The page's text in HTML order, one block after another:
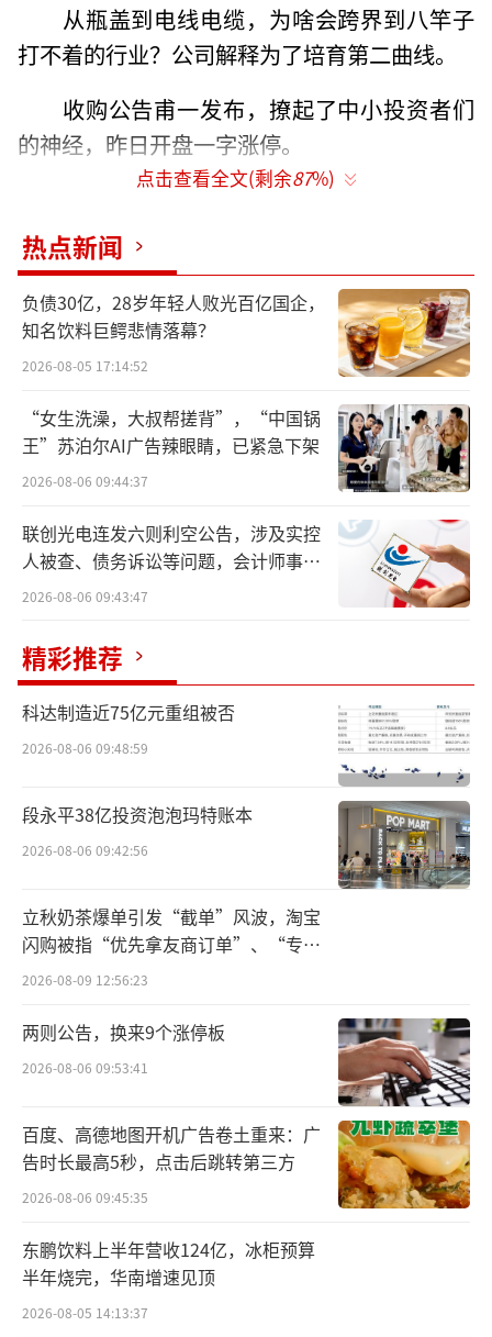
从瓶盖到电线电缆，为啥会跨界到八竿子
打不着的行业？公司解释为了培育第二曲线。
收购公告甫一发布，撩起了中小投资者们
的神经，昨日开盘一字涨停。
事实上，公司着手外延式业务布局筹备多
时。今年以来，在两次投资者关系活动中，均
透露通过扩大业务规模，实现外延式增长。
奇怪的是，此次收购给予时间周期仅有1个
月，在极短时间窗口内要完成复杂的尽调和审
跳出“瓶盖圈”
在跳出“瓶盖圈”这件事上，“瓶盖大
王”金富科技动了真格。
11月24日，金富科技（003018.SZ）公告
科技有限公司不低于51%股权，已与交易对方
签署《收购意向书》。
蓝原科技成立于2022年5月，以电线、电缆
制造等为主业，其高速线缆产品广泛应用于AI
服务器及数据中心领域，为华为、谷歌、英伟
达等知名企业提供产品，且已成功量产行业最
前沿的224G单通道超高速线缆，能够满足未来
数据中心内部高速率、可靠和快捷的链接需
求。
这场跨界收购，金富科技的态度相当谨
慎，已向被收购方提出多项前置条件——金哲及
其蓝原科技6家股东，必须按照要求对资产、负
债、合同、人员和其他事项作出令公司满意的
调整等。
对于上述各方来说，这些前置条件的完成
几乎是与时间赛跑。因为从双方签署收购意向
书至约定的12月20日，仅有1个月时间。
点击查看全文(剩余87%)
热点新闻
负债30亿，28岁年轻人败光百亿国企，
知名饮料巨鳄悲情落幕？
2026-08-05 17:14:52
“女生洗澡，大叔帮搓背”，“中国锅
王”苏泊尔AI广告辣眼睛，已紧急下架
2026-08-06 09:44:37
联创光电连发六则利空公告，涉及实控
人被查、债务诉讼等问题，会计师事务
所曾出具“保留意见”
2026-08-06 09:43:47
精彩推荐
科达制造近75亿元重组被否
2026-08-06 09:48:59
段永平38亿投资泡泡玛特账本
2026-08-06 09:42:56
立秋奶茶爆单引发“截单”风波，淘宝
闪购被指“优先拿友商订单”、“专挑
贵的拿”
2026-08-09 12:56:23
两则公告，换来9个涨停板
2026-08-06 09:53:41
百度、高德地图开机广告卷土重来：广
告时长最高5秒，点击后跳转第三方
2026-08-06 09:45:35
东鹏饮料上半年营收124亿，冰柜预算
半年烧完，华南增速见顶
2026-08-05 14:13:37